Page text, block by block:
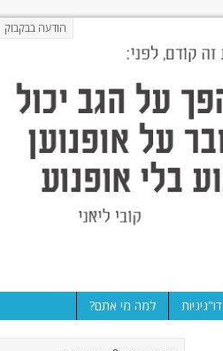
הודעה בבקבוק
דו"גיגיות למה מי אתם?